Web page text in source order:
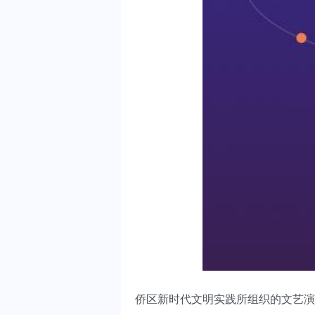
侨区新时代文明实践所组织的文艺